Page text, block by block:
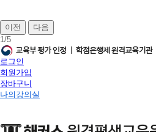
이전
다음
1/5
로그인
회원가입
장바구니
나의강의실